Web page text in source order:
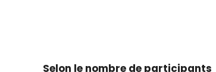
de participants